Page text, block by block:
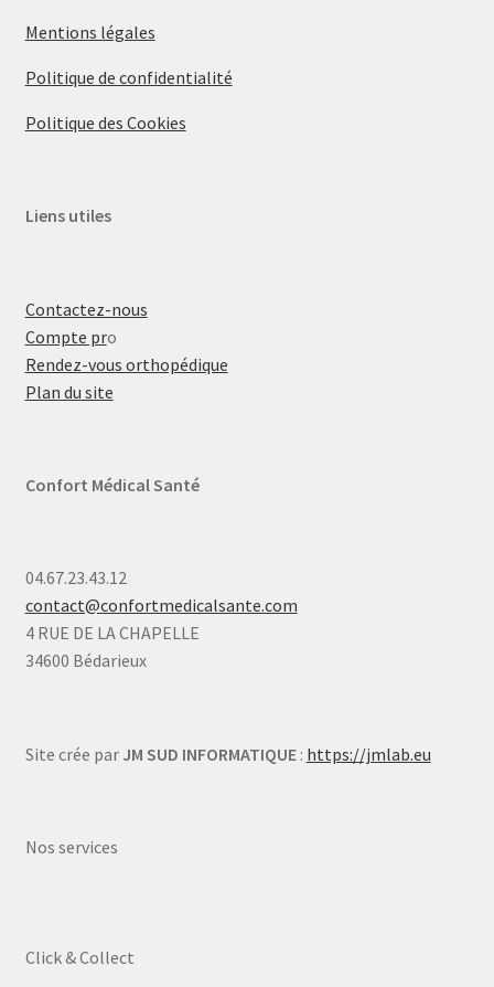
Mentions légales
Politique de confidentialité
Politique des Cookies
Liens utiles
Contactez-nous
Compte pro
Rendez-vous orthopédique
Plan du site
Confort Médical Santé
04.67.23.43.12
contact@confortmedicalsante.com
4 RUE DE LA CHAPELLE
34600 Bédarieux
Site crée par JM SUD INFORMATIQUE: https://jmlab.eu
Nos services
Click & Collect